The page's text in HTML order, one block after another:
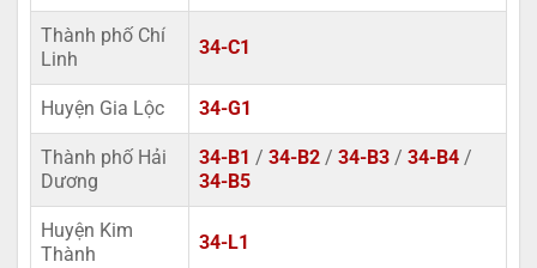
Thành phố Chí
Linh
34-C1
Huyện Gia Lộc 34-G1
Thành phố Hải
Dương
34-B1 / 34-B2 / 34-B3 / 34-B4 /
34-B5
Huyện Kim
Thành
34-L1